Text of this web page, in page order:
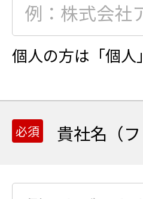
個人の方は「個人
貴社名（フ